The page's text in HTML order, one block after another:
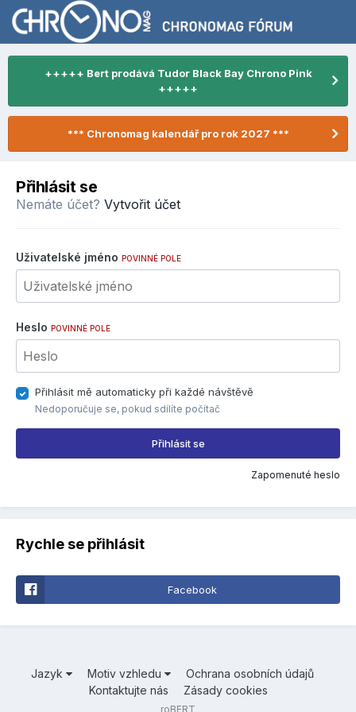
+++++ Bert prodává Tudor Black Bay Chrono Pink
+++++
*** Chronomag kalendář pro rok 2027 ***
Přihlásit se
Nemáte účet? Vytvořit účet
Uživatelské jméno POVINNÉ POLE
Heslo POVINNÉ POLE
Přihlásit mě automaticky při každé návštěvě
Nedoporučuje se, pokud sdílíte počítač
Přihlásit se
Zapomenuté heslo
Rychle se přihlásit
Facebook
Jazyk Motiv vzhledu
Ochrana osobních údajů
Kontaktujte nás
Zásady cookies
roBERT